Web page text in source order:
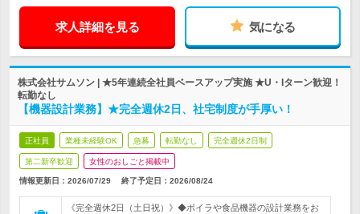
求人詳細を見る 気になる
株式会社サムソン | ★5年連続全社員ベースアップ実施 ★U・Iターン歓迎！
転勤なし
【機器設計業務】★完全週休2日、社宅制度が手厚い！
正社員 業種未経験OK 急募 転勤なし 完全週休2日制
第二新卒歓迎 女性のおしごと掲載中
情報更新日：2026/07/29 終了予定日： 2026/08/24
《完全週休2日（土日祝）》◆ボイラや食品機器の設計業務をお